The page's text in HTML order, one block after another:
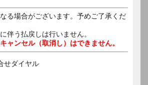
る場合がございます。予めご了承くだ
伴う払戻しは行いません。
ャンセル（取消し）はできません。
せダイヤル